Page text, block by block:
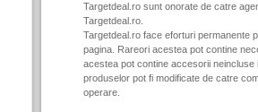
Targetdeal.ro sunt onorate de catre
Targetdeal.ro.
Targetdeal.ro face eforturi permanente
pagina. Rareori acestea pot contine
acestea pot contine accesorii
produselor pot fi modificate de catre
operare.